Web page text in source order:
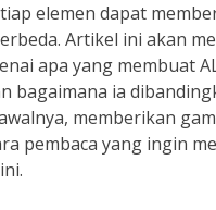
elemen dapat
Artikel ini akan
apa yang membuat
bagaimana ia
memberikan
pembaca yang ingin